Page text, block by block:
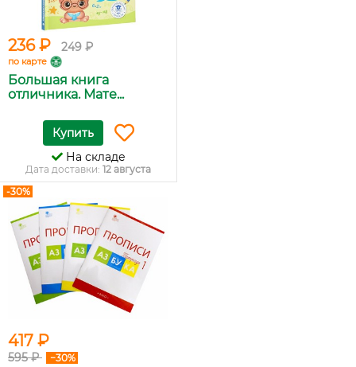
236 ₽ 249 ₽
по карте
Большая книга
отличника. Мате...
Купить
На складе
Дата доставки: 12 августа
-30%
417 ₽
595 ₽ −30%